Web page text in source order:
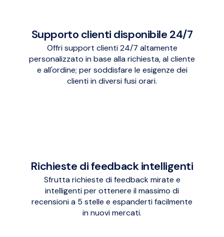
Supporto clienti disponibile 24/7
Offri support clienti 24/7 altamente
personalizzato in base alla richiesta, al cliente
e all'ordine; per soddisfare le esigenze dei
clienti in diversi fusi orari.
Richieste di feedback intelligenti
Sfrutta richieste di feedback mirate e
intelligenti per ottenere il massimo di
recensioni a 5 stelle e espanderti facilmente
in nuovi mercati.